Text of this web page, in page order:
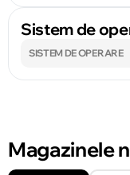
Sistem de
SISTEM DE OPERARE
Magazinele